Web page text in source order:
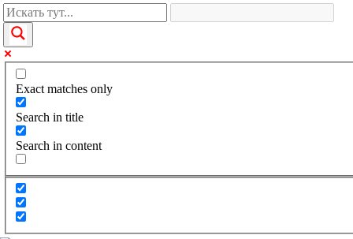
Exact matches only
Search in title
Search in content